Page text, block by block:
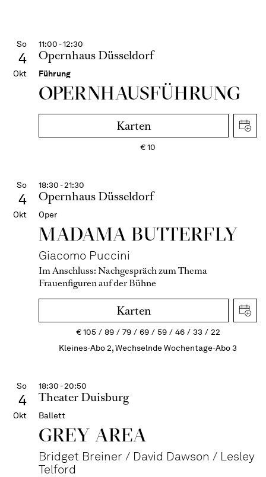
So
4
Okt
11:00 - 12:30
Opernhaus Düsseldorf
Führung
OPERN­HAUS­FÜH­RUNG
Karten
€10
So
4
Okt
18:30 - 21:30
Opernhaus Düsseldorf
Oper
MADAMA BUTTER­FLY
Giacomo Puccini
Im Anschluss:Nachgespräch zum Thema
Frauenfiguren auf der Bühne
Karten
€105 89 79 69 59 46 33
22
Kleines-Abo 2, Wechselnde Wochentage-Abo 3
So
4
Okt
18:30 - 20:50
Theater Duisburg
Ballett
GREY AREA
Bridget Breiner / David Dawson / Lesley
Telford